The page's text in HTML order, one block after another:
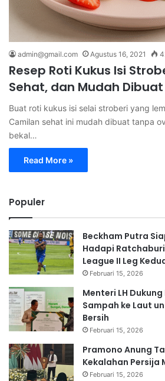
admin@gmail.com Agustus 16, 2021
Resep Roti Kukus Isi
Sehat, dan Mudah
Buat roti kukus isi selai stroberi yang
Camilan sehat ini mudah dibuat tanpa
bekal…
Read More »
Populer
Beckham Putra
Hadapi
League II Leg
Februari 15, 2026
Menteri LH
Sampah ke Laut
Bersih
Februari 15, 2026
Pramono Anung
Kekalahan Persija
Februari 15, 2026